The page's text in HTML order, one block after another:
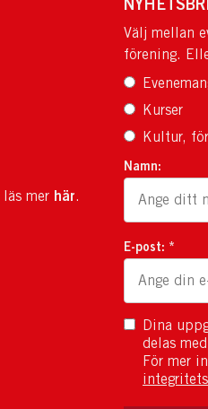
mer här.
Välj mellan
förening.
Kurser
Kultur,
Namn:
E-post: *
Dina
delas
För mer